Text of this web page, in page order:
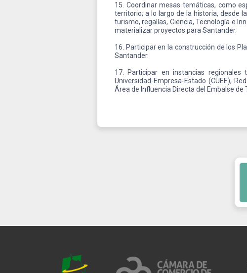
15. Coordinar mesas temáticas, como
territorio; a lo largo de la historia, desde
turismo, regalías, Ciencia, Tecnología e
materializar proyectos para Santander.
16. Participar en la construcción de los
Santander.
17. Participar en instancias regionales
Universidad-Empresa-Estado (CUEE),
Área de Influencia Directa del Embalse de